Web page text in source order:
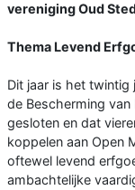
vereniging Oud
Thema Levend
Dit jaar is het twintig
de Bescherming van
gesloten en dat
koppelen aan Open
oftewel levend
ambachtelijke